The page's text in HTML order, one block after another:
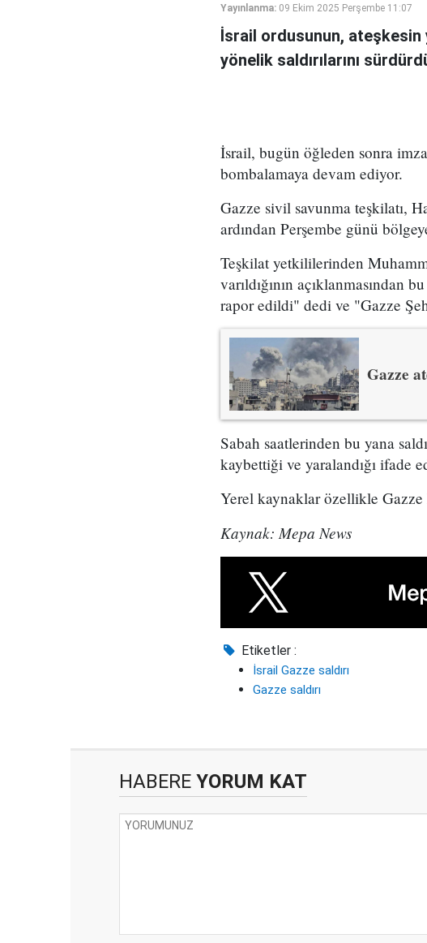
Yayınlanma: 09 Ekim 2025 Perşembe 11:07
İsrail ordusunun, ateşkesin
yönelik saldırılarını
İsrail, bugün öğleden sonra
bombalamaya devam ediyor.
Gazze sivil savunma teşkilatı,
ardından Perşembe günü
Teşkilat yetkililerinden
varıldığının
rapor edildi" dedi ve "Gazze
Gazze
Sabah saatlerinden bu yana
kaybettiği ve yaralandığı ifade
Yerel kaynaklar özellikle Gazze
Kaynak: Mepa News
Etiketler :
İsrail Gazze saldırı
Gazze saldırı
HABERE YORUM KAT